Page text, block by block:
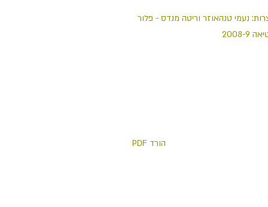
נעמי טנהאוזר וריטה מנדס - פלור
2008-9
הורד PDF